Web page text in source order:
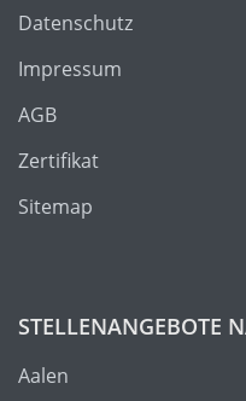
Datenschutz
Impressum
AGB
Zertifikat
Sitemap
STELLENANGEBOTE
Aalen